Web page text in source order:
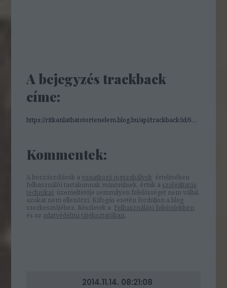
A bejegyzés trackback
címe:
https://ritkanlathatotortenelem.blog.hu/api/trackback/id/6849285
Kommentek:
A hozzászólások avonatkozó jogszabályok értelmében
felhasználói tartalomnak minősülnek, értük a szolgáltatás
technikai üzemeltetője semmilyen felelősséget nem vállal,
azokat nem ellenőrzi. Kifogás esetén forduljon a blog
szerkesztőjéhez. Részletek a Felhasználási feltételekben
és az adatvédelmi tájékoztatóban.
2014.11.14. 08:21:08